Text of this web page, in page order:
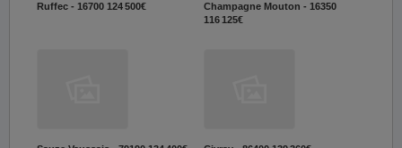
Ruffec - 16700 124 500€
Champagne Mouton - 16350
116 125€